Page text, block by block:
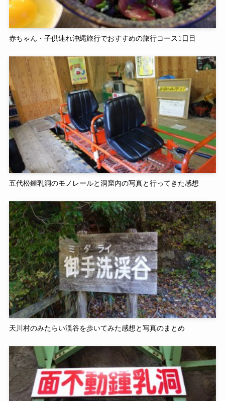
赤ちゃん・子供連れ沖縄旅行でおすすめの旅行コース1日目
五代松鍾乳洞のモノレールと洞窟内の写真と行ってきた感想
天川村のみたらい渓谷を歩いてみた感想と写真のまとめ